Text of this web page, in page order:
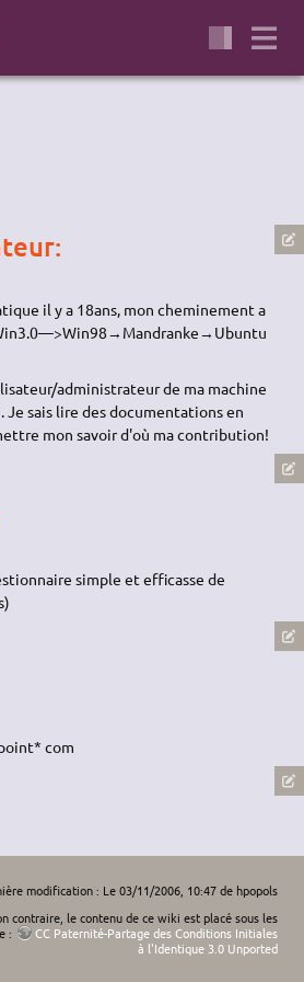
il y a 18ans, mon cheminement a
administrateur de ma machine
Je sais lire des documentations en
mon savoir d'où ma contribution!
simple et efficasse de
com
modification : Le 03/11/2006, 10:47 de hpopols
contraire, le contenu de ce wiki est placé sous les
:
CC Paternité-Partage des Conditions Initiales
à l'Identique 3.0 Unported